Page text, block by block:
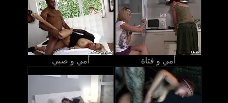
أمي و صبي أمي و فتاة